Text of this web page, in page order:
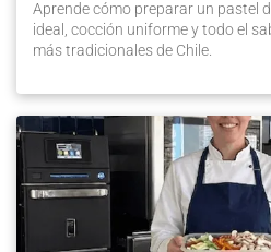
Aprende cómo preparar un pastel
ideal, cocción uniforme y todo el
más tradicionales de Chile.